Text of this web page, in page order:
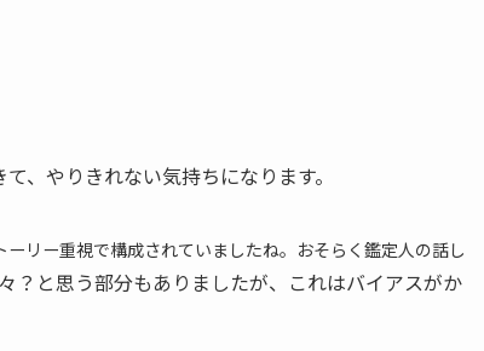
、やりきれない気持ちになります。
ーリー重視で構成されていましたね。 おそらく鑑定人の話し
？と思う部分もありましたが、これはバイアスがか